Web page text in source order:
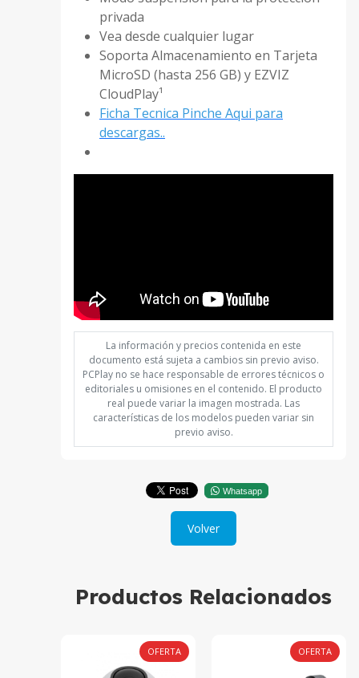
privada
Vea desde cualquier lugar
Soporta Almacenamiento en Tarjeta
MicroSD (hasta 256 GB) y EZVIZ
CloudPlay¹
Ficha Tecnica Pinche Aqui para
descargas..
La información y precios contenida en este
documento está sujeta a cambios sin previo aviso.
PCPlay no se hace responsable de errores técnicos o
editoriales u omisiones en el contenido. El producto
real puede variar la imagen mostrada. Las
características de los modelos pueden variar sin
previo aviso.
Whatsapp
Volver
Productos Relacionados
OFERTA OFERTA